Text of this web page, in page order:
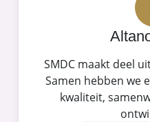
SMDC maakt deel
Samen hebben we
kwaliteit,